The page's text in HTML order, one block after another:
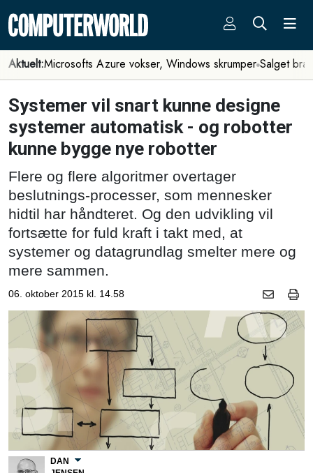
Aktuelt:Microsofts Azure vokser, Windows skrumper Salget
Systemer vil snart kunne designe
systemer automatisk - og robotter
kunne bygge nye robotter
Flere og flere algoritmer overtager
beslutnings-processer, som mennesker
hidtil har håndteret. Og den udvikling vil
fortsætte for fuld kraft i takt med, at
systemer og datagrundlag smelter mere og
mere sammen.
06. oktober 2015 kl. 14.58
DAN